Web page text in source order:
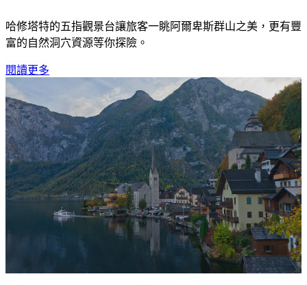
哈修塔特的五指觀景台讓旅客一眺阿爾卑斯群山之美，更有豐
富的自然洞穴資源等你探險。
閱讀更多